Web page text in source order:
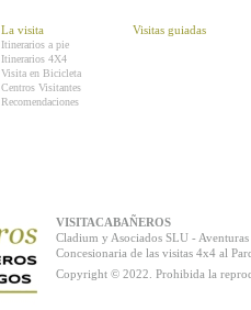
La visita
Itinerarios a pie
Itinerarios 4X4
Visita en Bicicleta
Centros Visitantes
Recomendaciones
Visitas guiadas
VISITACABAÑEROS
Cladium y Asociados SLU -
Concesionaria de las visitas 4x4 al
Copyright © 2022. Prohibida la